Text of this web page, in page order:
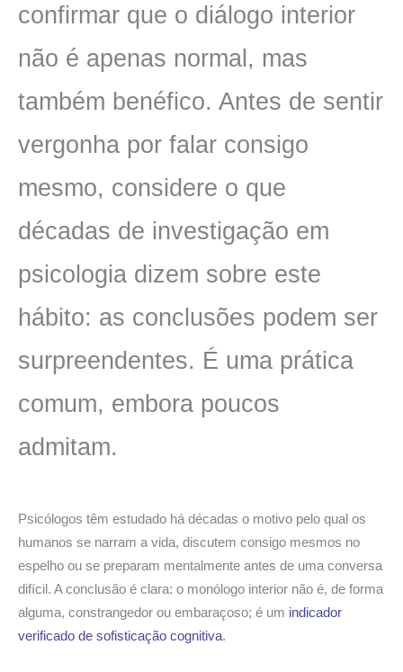
confirmar que o diálogo interior
não é apenas normal, mas
também benéfico. Antes de sentir
vergonha por falar consigo
mesmo, considere o que
décadas de investigação em
psicologia dizem sobre este
hábito: as conclusões podem ser
surpreendentes. É uma prática
comum, embora poucos
admitam.
Psicólogos têm estudado há décadas o motivo pelo qual os
humanos se narram a vida, discutem consigo mesmos no
espelho ou se preparam mentalmente antes de uma conversa
difícil. A conclusão é clara: o monólogo interior não é, de forma
alguma, constrangedor ou embaraçoso; é um indicador
verificado de sofisticação cognitiva.